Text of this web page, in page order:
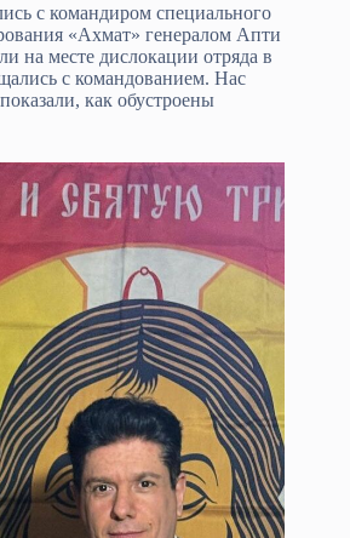
с командиром специального
«Ахмат» генералом Апти
на месте дислокации отряда в
с командованием. Нас
как обустроены